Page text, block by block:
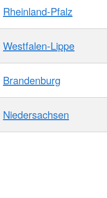
Rheinland-Pfalz
Westfalen-Lippe
Brandenburg
Niedersachsen